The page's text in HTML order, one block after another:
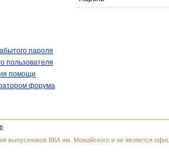
пароля
пользователя
помощи
форума
выпускников ВКА им. Можайского и не является